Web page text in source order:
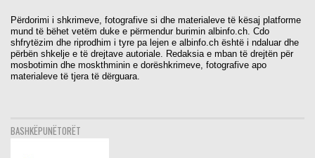
Përdorimi i shkrimeve, fotografive si dhe materialeve të kësaj platforme
mund të bëhet vetëm duke e përmendur burimin albinfo.ch. Cdo
shfrytëzim dhe riprodhim i tyre pa lejen e albinfo.ch është i ndaluar dhe
përbën shkelje e të drejtave autoriale. Redaksia e mban të drejtën për
mosbotimin dhe moskthminin e dorëshkrimeve, fotografive apo
materialeve të tjera të dërguara.
BASHKËPUNËTORËT